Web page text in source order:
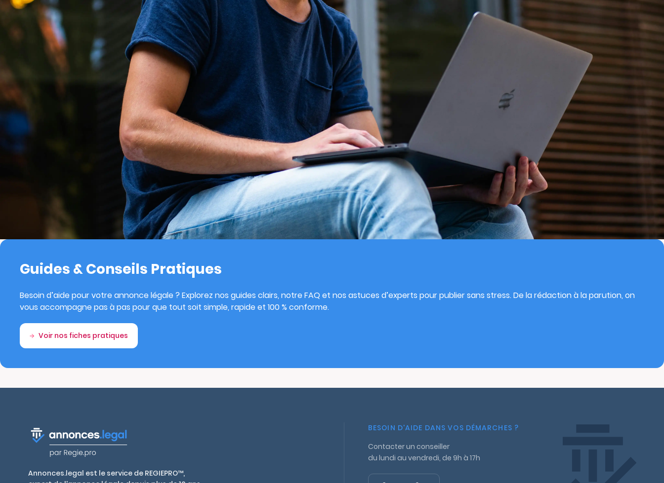
Guides & Conseils Pratiques
Besoin d’aide pour votre annonce légale ? Explorez nos guides clairs, notre FAQ et nos astuces d’experts pour publier sans stress. De la rédaction à la parution, on
vous accompagne pas à pas pour que tout soit simple, rapide et 100 % conforme.
Voir nos fiches pratiques
Annonces.legal est le service de REGIEPRO™,
BESOIN D'AIDE DANS VOS DÉMARCHES ?
Contacter un conseiller
du lundi au vendredi, de 9h à 17h